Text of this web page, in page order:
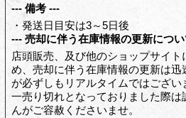
--- 備考 ---
・発送日目安は3～5日後
--- 売却に伴う在庫情報の更新につ
店頭販売、及び他のショップサイト
め、売却に伴う在庫情報の更新は迅
が必ずしもリアルタイムではござ
一売り切れとなっておりました際
んがご容赦くださいませ。